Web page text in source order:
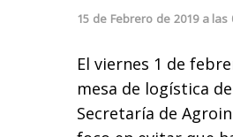
15 de Febrero de 2019 a las
El viernes 1 de
mesa de logística
Secretaría de